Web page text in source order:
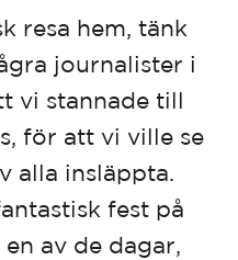
resa hem, tänk
journalister i
vi stannade till
för att vi ville se
alla insläppta.
fest på
av de dagar,